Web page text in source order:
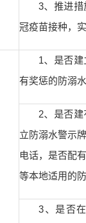
3、推进
冠疫苗接种，
1、是否
有奖惩的防溺
2、是否
立防溺水警示
电话，是否配
等本地适用的
3、是否